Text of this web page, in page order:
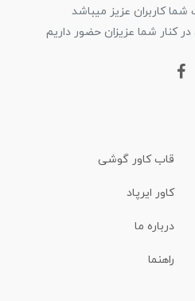
کاربران عزیز میباشد
کنار شما عزیزان حضور داریم
قاب کاور گوشی
کاور ایرپاد
درباره ما
راهنما